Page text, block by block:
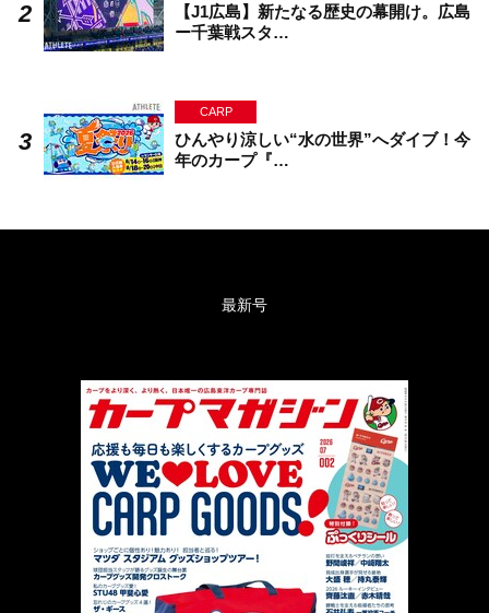
【J1広島】新たなる歴史の幕開け。広島
ー千葉戦スタ…
CARP
ひんやり涼しい“水の世界”へダイブ！今
年のカープ『…
最新号